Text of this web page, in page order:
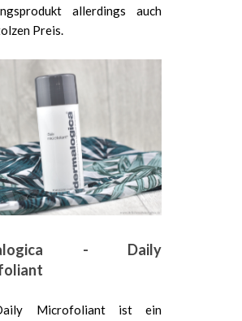
allerdings auch
Preis.
- Daily
Microfoliant ist ein